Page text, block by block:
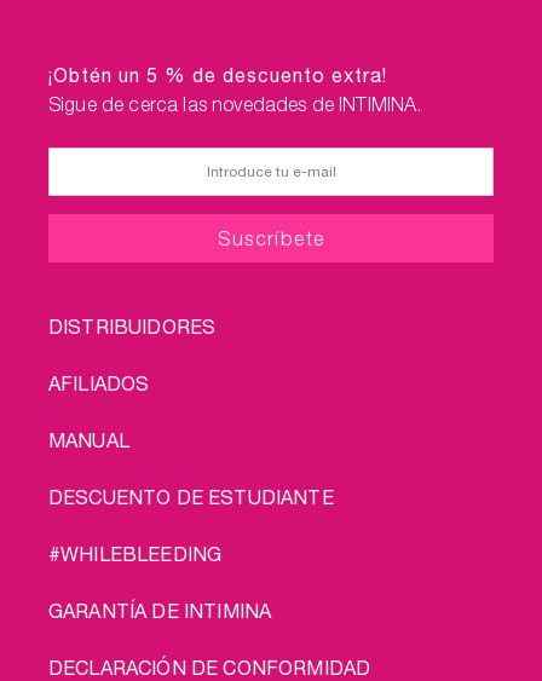
¡Obtén un 5 % de descuento extra!
Sigue de cerca las novedades de INTIMINA.
FOOTER
DISTRIBUIDORES
AFILIADOS
MANUAL
DESCUENTO DE ESTUDIANTE
#WHILEBLEEDING
GARANTÍA DE INTIMINA
DECLARACIÓN DE CONFORMIDAD